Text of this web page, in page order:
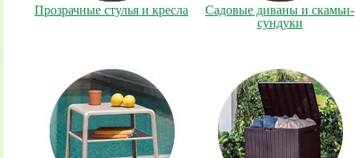
Прозрачные стулья и кресла
Садовые диваны и скамьи-
сундуки